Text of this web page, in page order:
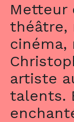
Metteur
théâtre,
cinéma,
artiste
talents.